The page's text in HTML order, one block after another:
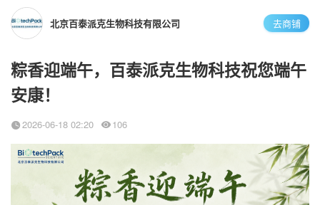
北京百泰派克生物科技有限公司 去商铺
粽香迎端午，百泰派克生物科技祝您端午
安康！
2026-06-18 02:20 106